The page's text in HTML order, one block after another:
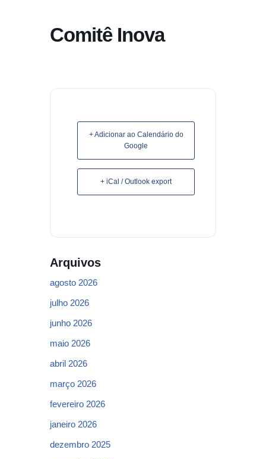
Comitê Inova
+ Adicionar ao Calendário do
Google
+ iCal / Outlook export
Arquivos
agosto 2026
julho 2026
junho 2026
maio 2026
abril 2026
março 2026
fevereiro 2026
janeiro 2026
dezembro 2025